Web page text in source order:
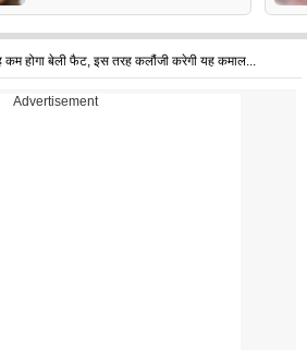
कम होगा बेली फैट, इस तरह कलौंजी करेगी यह कमाल...
Advertisement